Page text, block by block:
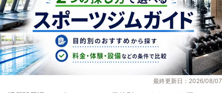
最終更新日：2026/08/07